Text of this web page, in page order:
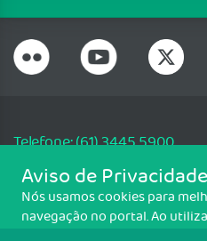
Telefone: (61) 3445 5900
Email:
SGAS 616, Conjunto D, Lote 115, L2
CNPJ: 33.583.550/0001-30
Aviso de Privacidade
Nós usamos cookies para
navegação no portal. Ao